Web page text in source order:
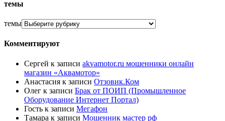
темы
темы
Комментируют
Сергей к записи akvamotor.ru мошенники онлайн
магазин «Аквамотор»
Анастасия к записи Отзовик.Ком
Олег к записи Брак от ПОИП (Промышленное
Оборудование Интернет Портал)
Гость к записи Мегафон
Тамара к записи Мошенник мастер рф